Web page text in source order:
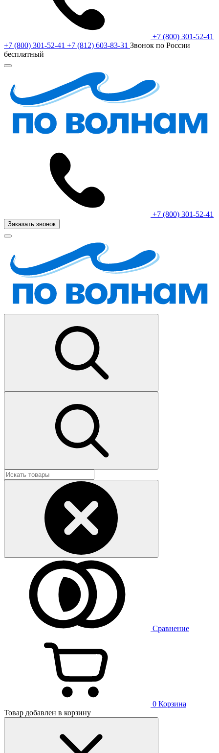
+7 (800) 301-52-41
+7 (800) 301-52-41 +7 (812) 603-83-31 Звонок по России
бесплатный
+7 (800) 301-52-41
Заказать звонок
Сравнение
0 Корзина
Товар добавлен в корзину